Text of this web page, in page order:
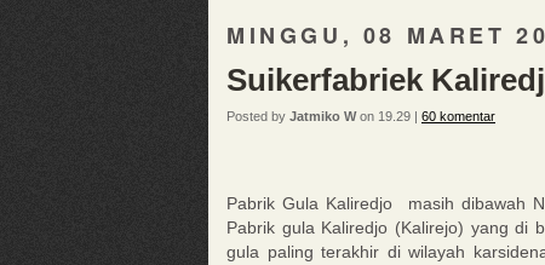
MINGGU, 08 MARET
Suikerfabriek
Posted by Jatmiko Won 19.29 | 60 komentar
Pabrik Gula Kaliredjo masih dibawah
Pabrik gula Kaliredjo (Kalirejo) yang di
gula paling terakhir di wilayah